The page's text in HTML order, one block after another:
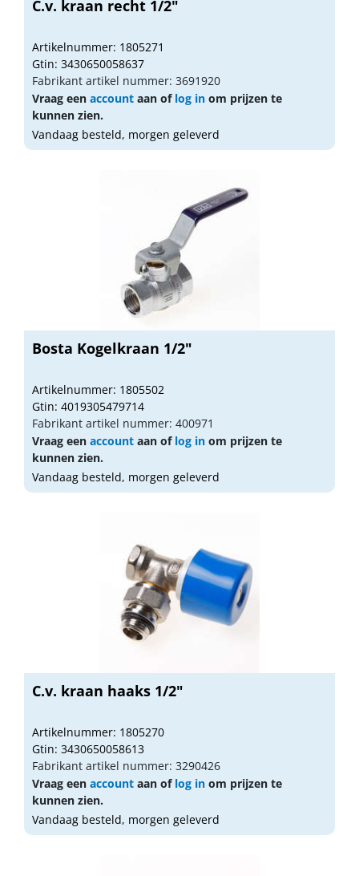
C.v. kraan recht 1/2"
Artikelnummer: 1805271
Gtin: 3430650058637
Fabrikant artikel nummer: 3691920
Vraag een account aan of log in om prijzen te
kunnen zien.
Vandaag besteld, morgen geleverd
Bosta Kogelkraan 1/2"
Artikelnummer: 1805502
Gtin: 4019305479714
Fabrikant artikel nummer: 400971
Vraag een account aan of log in om prijzen te
kunnen zien.
Vandaag besteld, morgen geleverd
C.v. kraan haaks 1/2"
Artikelnummer: 1805270
Gtin: 3430650058613
Fabrikant artikel nummer: 3290426
Vraag een account aan of log in om prijzen te
kunnen zien.
Vandaag besteld, morgen geleverd